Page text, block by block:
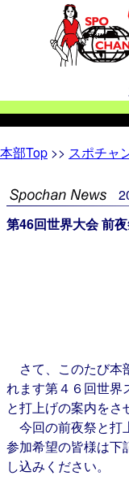
本部Top >> スポチャ
第46回世界大会 前
さて、このたび本
れます第４６回世界
と打上げの案内をさ
今回の前夜祭と打
参加希望の皆様は下
し込みください。